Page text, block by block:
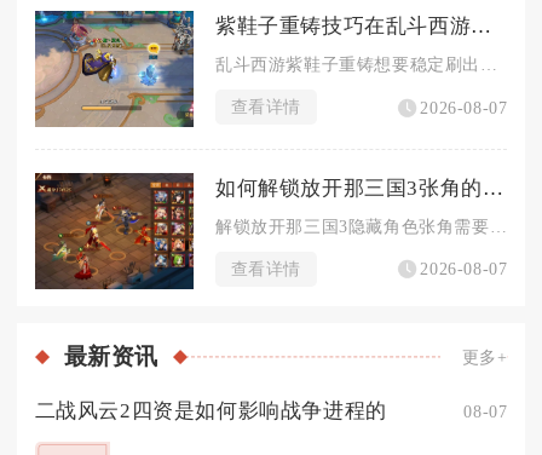
紫鞋子重铸技巧在乱斗西游中有什么窍门
乱斗西游紫鞋子重铸想要稳定刷出适配英雄的成品，核心窍门在于合...
查看详情 2026-08-07
如何解锁放开那三国3张角的隐藏角色
查看详情 2026-08-07
最新资讯 更多+
二战风云2四资是如何影响战争进程的 08-07